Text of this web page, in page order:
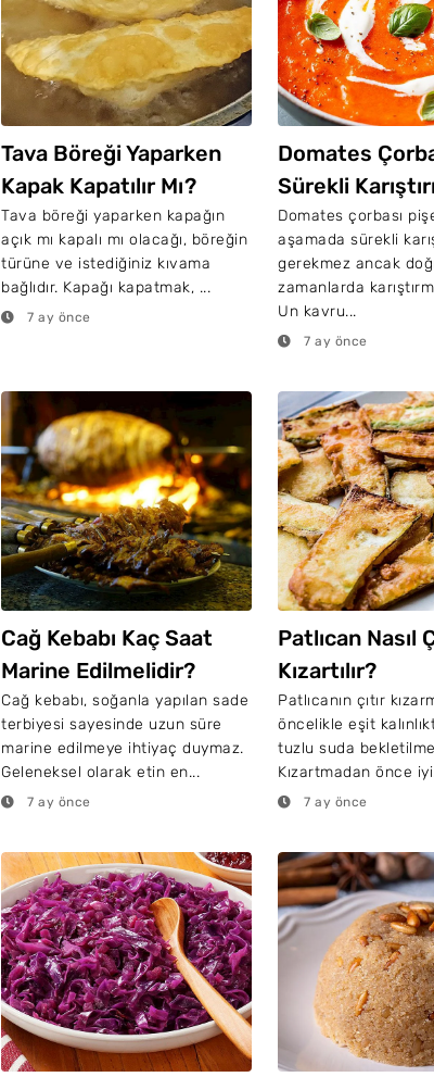
Tava Böreği Yaparken
Kapak Kapatılır Mı?
Tava böreği yaparken kapağın
açık mı kapalı mı olacağı, böreğin
türüne ve istediğiniz kıvama
bağlıdır. Kapağı kapatmak, ...
7 ay önce
Domates
Sürekli
Domates çorbası
aşamada sürekli
gerekmez ancak
zamanlarda
Un kavru...
7 ay önce
Cağ Kebabı Kaç Saat
Marine Edilmelidir?
Cağ kebabı, soğanla yapılan sade
terbiyesi sayesinde uzun süre
marine edilmeye ihtiyaç duymaz.
Geleneksel olarak etin en...
7 ay önce
Patlıcan Nasıl
Kızartılır?
Patlıcanın çıtır
öncelikle eşit
tuzlu suda
Kızartmadan önce
7 ay önce